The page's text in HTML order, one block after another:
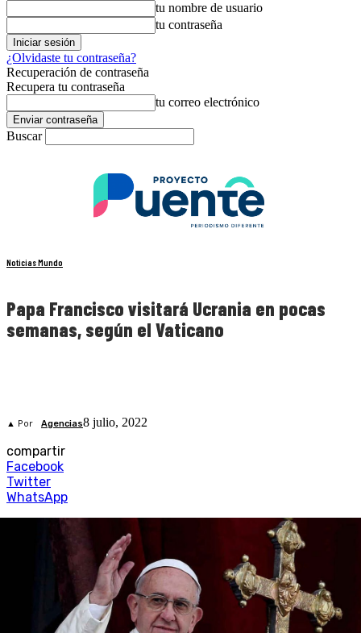
tu nombre de usuario
tu contraseña
¿Olvidaste tu contraseña?
Recuperación de contraseña
Recupera tu contraseña
tu correo electrónico
Buscar
Noticias Mundo
Papa Francisco visitará Ucrania en pocas
semanas, según el Vaticano
▲ Por Agencias8 julio, 2022
compartir
Facebook
Twitter
WhatsApp